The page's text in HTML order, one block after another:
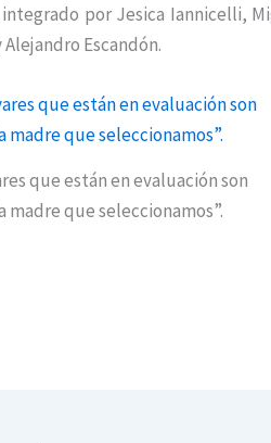
por Jesica Iannicelli,
Escandón.
que están en evaluación son
madre que seleccionamos”.